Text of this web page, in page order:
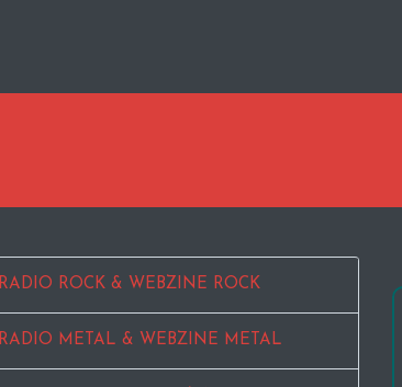
RADIO ROCK & WEBZINE ROCK
RADIO METAL & WEBZINE METAL